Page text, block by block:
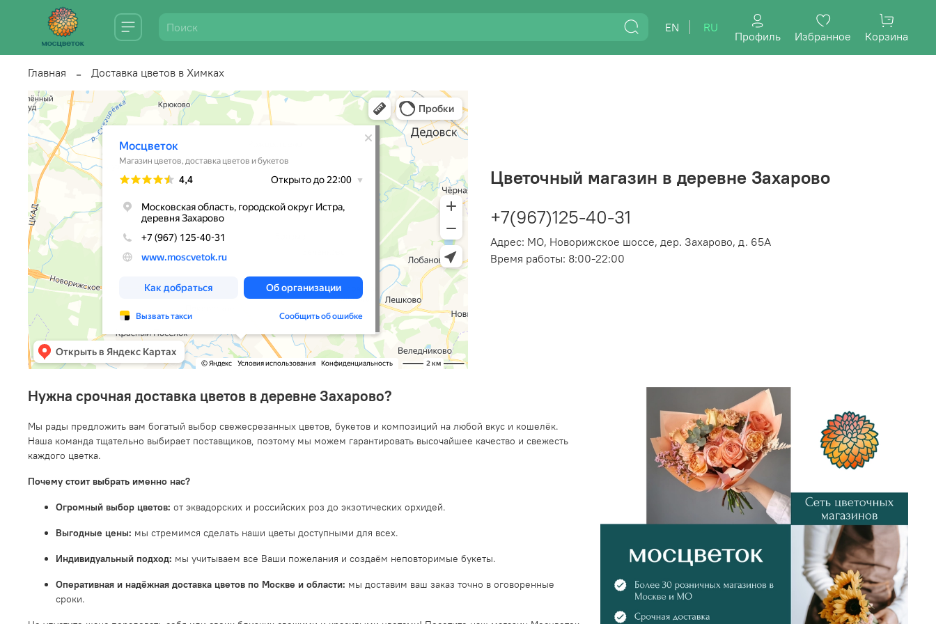
EN RU
Профиль Избранное Корзина
Главная Доставка цветов в Химках
Цветочный магазин в деревне Захарово
+7(967)125-40-31
Адрес: МО, Новорижское шоссе, дер. Захарово, д. 65А
Время работы: 8:00-22:00
Нужна срочная доставка цветов в деревне Захарово?
Мы рады предложить вам богатый выбор свежесрезанных цветов, букетов и композиций на любой вкус и кошелёк.
Наша команда тщательно выбирает поставщиков, поэтому мы можем гарантировать высочайшее качество и свежесть
каждого цветка.
Почему стоит выбрать именно нас?
Огромный выбор цветов: от эквадорских и российских роз до экзотических орхидей.
Выгодные цены: мы стремимся сделать наши цветы доступными для всех.
Индивидуальный подход: мы учитываем все Ваши пожелания и создаём неповторимые букеты.
Оперативная и надёжная доставка цветов по Москве и области: мы доставим ваш заказ точно в оговоренные
сроки.